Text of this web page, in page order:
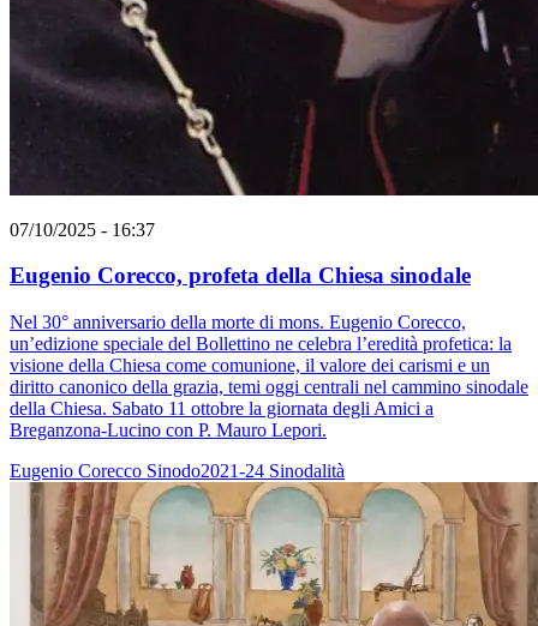
07/10/2025 - 16:37
Eugenio Corecco, profeta della Chiesa sinodale
Nel 30° anniversario della morte di mons. Eugenio Corecco,
un’edizione speciale del Bollettino ne celebra l’eredità profetica: la
visione della Chiesa come comunione, il valore dei carismi e un
diritto canonico della grazia, temi oggi centrali nel cammino sinodale
della Chiesa. Sabato 11 ottobre la giornata degli Amici a
Breganzona-Lucino con P. Mauro Lepori.
Eugenio Corecco Sinodo2021-24 Sinodalità